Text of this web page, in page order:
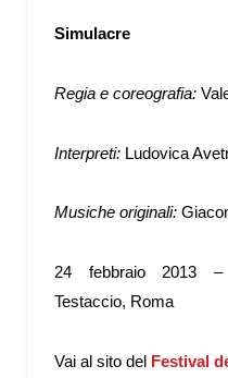
Simulacre
Regia e coreografia:
Interpreti: Ludovica
Musiche originali:
24 febbraio 2013 –
Testaccio, Roma
Vai al sito del Festival